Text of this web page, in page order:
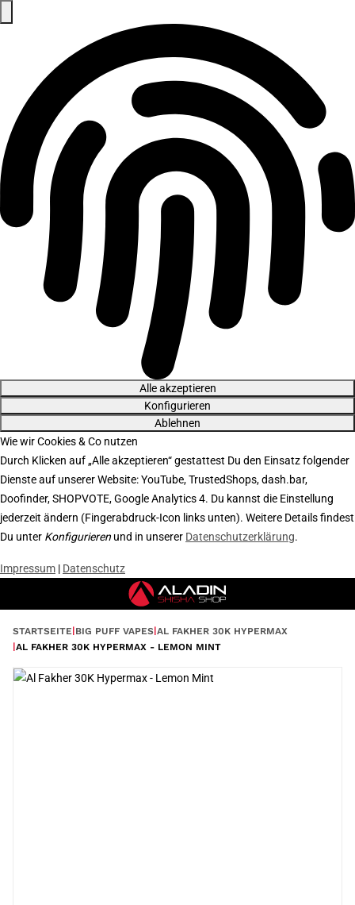
Alle akzeptieren
Konfigurieren
Ablehnen
Wie wir Cookies & Co nutzen
Durch Klicken auf „Alle akzeptieren“ gestattest Du den Einsatz folgender
Dienste auf unserer Website: YouTube, TrustedShops, dash.bar,
Doofinder, SHOPVOTE, Google Analytics 4. Du kannst die Einstellung
jederzeit ändern (Fingerabdruck-Icon links unten). Weitere Details findest
Du unter Konfigurieren und in unserer Datenschutzerklärung.
Impressum | Datenschutz
STARTSEITE BIG PUFF VAPES AL FAKHER 30K HYPERMAX
AL FAKHER 30K HYPERMAX - LEMON MINT